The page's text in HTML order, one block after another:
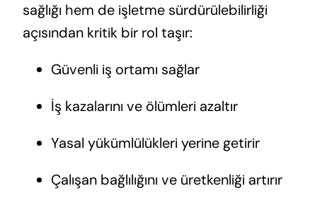
sağlığı hem de işletme sürdürülebilirliği
açısından kritik bir rol taşır:
Güvenli iş ortamı sağlar
İş kazalarını ve ölümleri azaltır
Yasal yükümlülükleri yerine getirir
Çalışan bağlılığını ve üretkenliği artırır